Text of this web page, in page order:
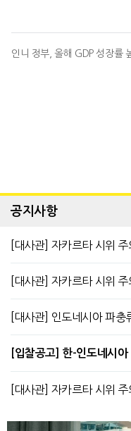
인니 정부, 올해 GDP 성장률
공지사항
[대사관] 자카르타 시위
[대사관] 자카르타 시위
[대사관] 인도네시아 파
[입찰공고] 한-인도네시
[대사관] 자카르타 시위